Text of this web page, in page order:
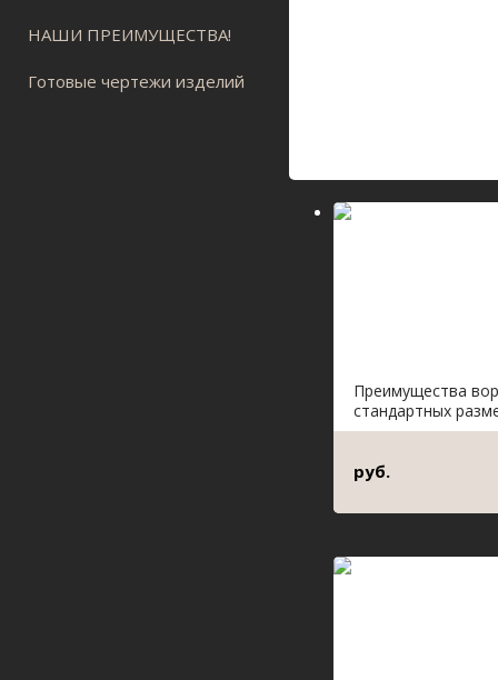
НАШИ ПРЕИМУЩЕСТВА!
Готовые чертежи изделий
Преимущества
стандартных
руб.